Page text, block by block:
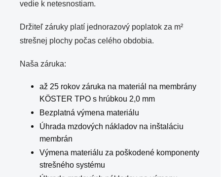
vedie k netesnostiam.
Držiteľ záruky platí jednorazový poplatok za m²
strešnej plochy počas celého obdobia.
Naša záruka:
až 25 rokov záruka na materiál na membrány
KÖSTER TPO s hrúbkou 2,0 mm
Bezplatná výmena materiálu
Úhrada mzdových nákladov na inštaláciu
membrán
Výmena materiálu za poškodené komponenty
strešného systému